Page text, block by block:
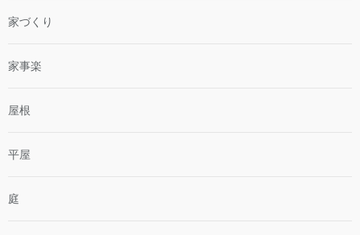
家づくり
家事楽
屋根
平屋
庭